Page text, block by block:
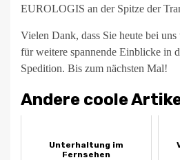
EUROLOGIS an der Spitze der
Vielen Dank, dass Sie heute bei
für weitere spannende Einblicke in
Spedition. Bis zum nächsten Mal!
Andere coole
Unterhaltung im
Fernsehen